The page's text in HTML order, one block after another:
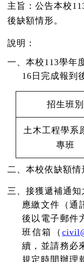
主旨：公告本校
後缺額情形。
說明：
一、本校113學年
16 日完成報到
招生班別
土木工程學系
專班
二、本校依缺額情
三、接獲遞補通
應繳文件（通
後以電子郵件
班信箱（
續，並請務必
規定時間辦理